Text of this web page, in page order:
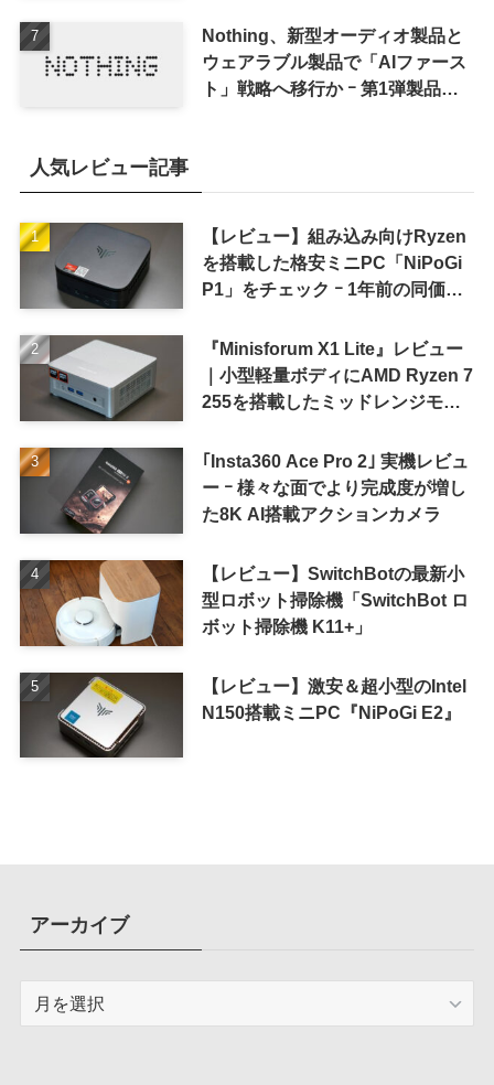
Nothing、新型オーディオ製品と
ウェアラブル製品で「AIファース
ト」戦略へ移行か ｰ 第1弾製品は
人気レビュー記事
【レビュー】組み込み向けRyzen
を搭載した格安ミニPC「NiPoGi
P1」をチェック ｰ 1年前の同価格
『Minisforum X1 Lite』レビュー
｜小型軽量ボディにAMD Ryzen 7
255を搭載したミッドレンジモデ
｢Insta360 Ace Pro 2｣ 実機レビュ
ー ｰ 様々な面でより完成度が増し
た8K AI搭載アクションカメラ
【レビュー】SwitchBotの最新小
型ロボット掃除機「SwitchBot ロ
ボット掃除機 K11+」
【レビュー】激安＆超小型のIntel
N150搭載ミニPC『NiPoGi E2』
アーカイブ